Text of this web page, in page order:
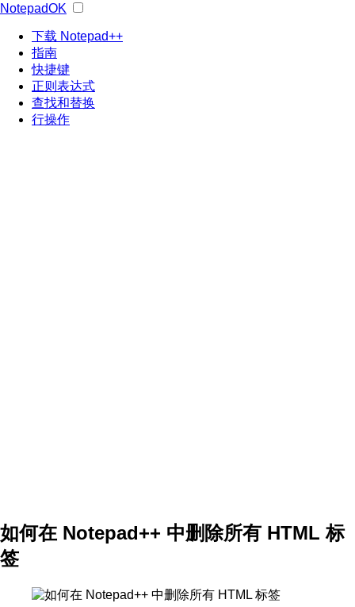
NotepadOK
下载 Notepad++
指南
快捷键
正则表达式
查找和替换
行操作
如何在 Notepad++ 中删除所有 HTML 标
签